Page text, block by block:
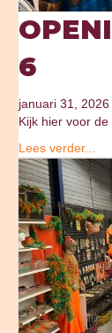
6
januari 31, 2026
Kijk hier voor
Lees verder...